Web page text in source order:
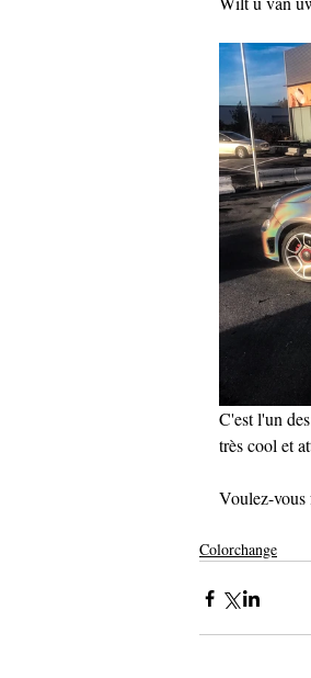
C'est l'un
très cool et
Voulez-vous
Colorchange